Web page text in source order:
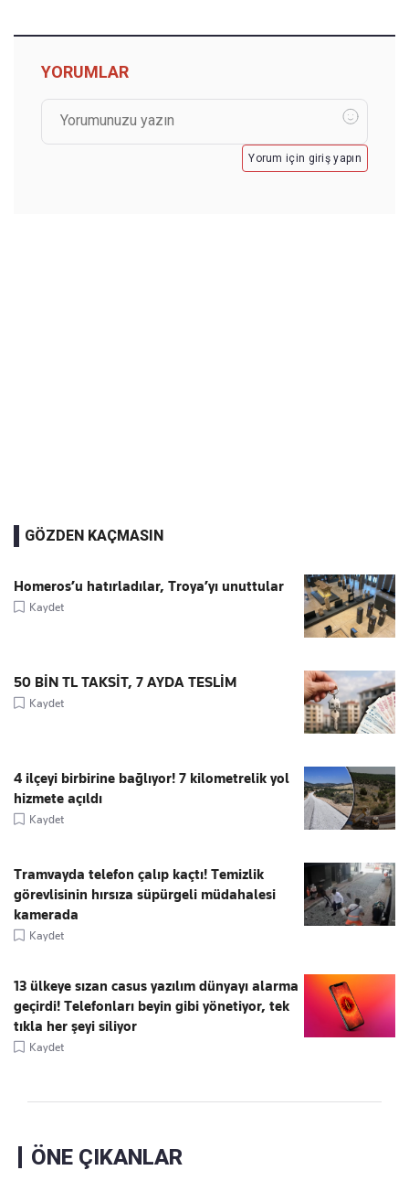
YORUMLAR
Yorum için giriş yapın
GÖZDEN KAÇMASIN
Homeros’u hatırladılar, Troya’yı unuttular
Kaydet
50 BİN TL TAKSİT, 7 AYDA TESLİM
Kaydet
4 ilçeyi birbirine bağlıyor! 7 kilometrelik yol
hizmete açıldı
Kaydet
Tramvayda telefon çalıp kaçtı! Temizlik
görevlisinin hırsıza süpürgeli müdahalesi
kamerada
Kaydet
13 ülkeye sızan casus yazılım dünyayı alarma
geçirdi! Telefonları beyin gibi yönetiyor, tek
tıkla her şeyi siliyor
Kaydet
ÖNE ÇIKANLAR